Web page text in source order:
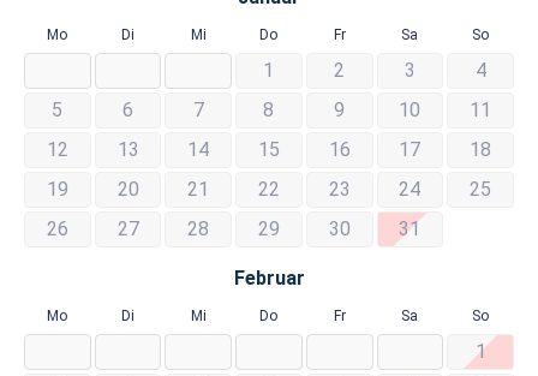
Mo Di Mi Do Fr Sa So
1 2 3
4
5
6 7 8 9 10
11
12
13 14 15 16 17
18
19
20 21 22 23 24
25
26
27 28 29 30 31
Februar
Mo Di Mi Do Fr Sa So
1